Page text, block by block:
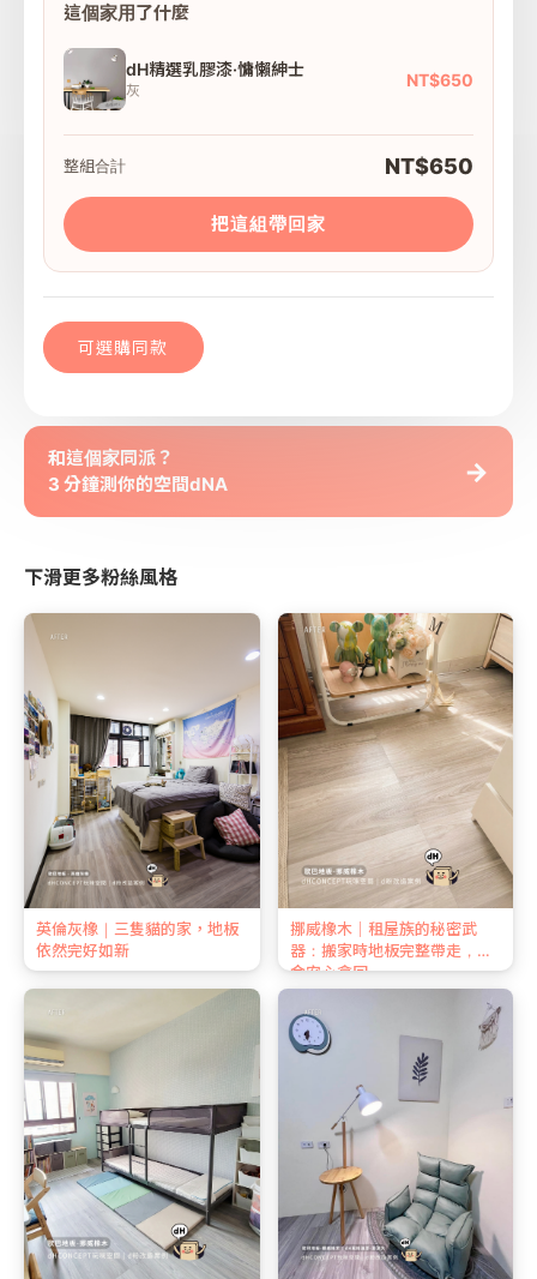
這個家用了什麼
dH精選乳膠漆·慵懶紳士
灰
NT$650
整組合計 NT$650
把這組帶回家
可選購同款
和這個家同派？
3 分鐘測你的空間dNA
→
下滑更多粉絲風格
英倫灰橡｜三隻貓的家，地板
依然完好如新
挪威橡木｜租屋族的秘密武
器：搬家時地板完整帶走，押
金安心拿回